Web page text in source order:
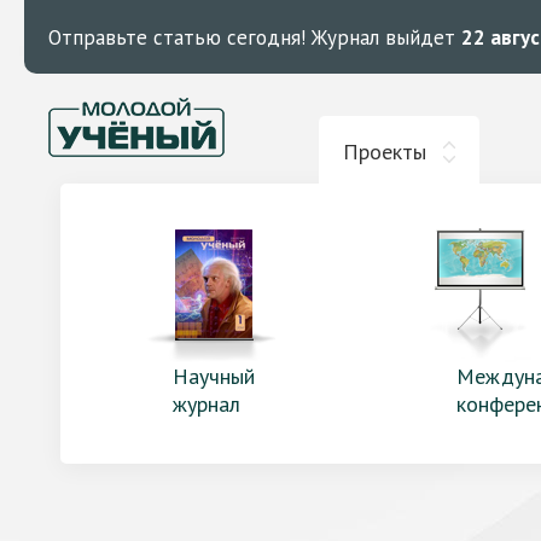
Отправьте статью сегодня! Журнал выйдет 22
Проекты
Научный
журнал